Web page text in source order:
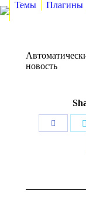
Темы Плагины
новость